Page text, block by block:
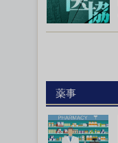
薬事